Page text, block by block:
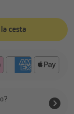
deseada o
cesta